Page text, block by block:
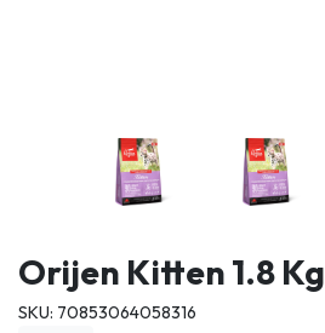
Orijen Kitten 1.8 Kg
SKU: 70853064058316